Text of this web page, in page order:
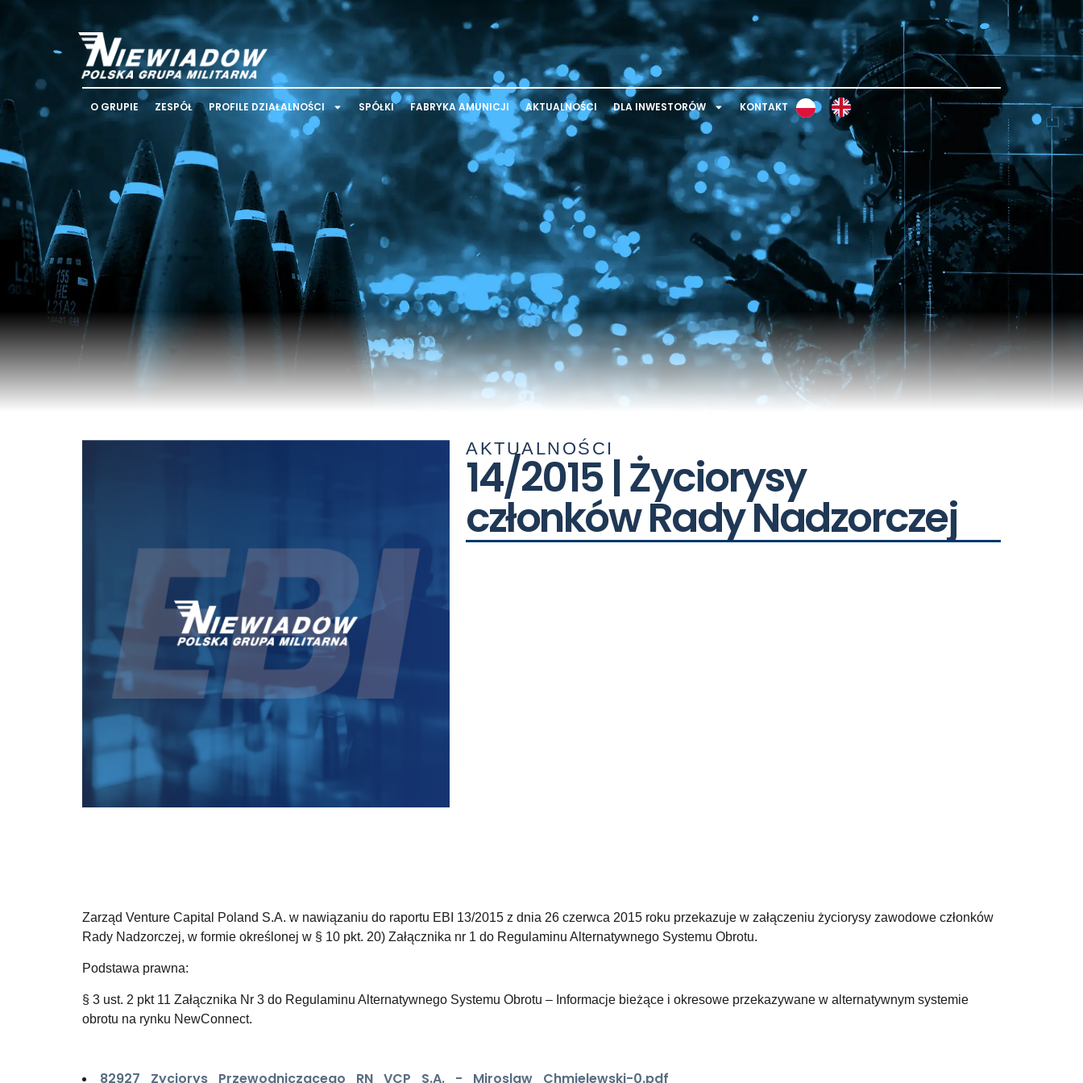
O GRUPIE ZESPÓŁ PROFILE DZIAŁALNOŚCI SPÓŁKI FABRYKA AMUNICJI AKTUALNOŚCI DLA INWESTORÓW KONTAKT
AKTUALNOŚCI
14/2015 | Życiorysy
członków Rady Nadzorczej
Zarząd Venture Capital Poland S.A. w nawiązaniu do raportu EBI 13/2015 z dnia 26 czerwca 2015 roku przekazuje w załączeniu życiorysy zawodowe członków
Rady Nadzorczej, w formie określonej w § 10 pkt. 20) Załącznika nr 1 do Regulaminu Alternatywnego Systemu Obrotu.
Podstawa prawna:
§ 3 ust. 2 pkt 11 Załącznika Nr 3 do Regulaminu Alternatywnego Systemu Obrotu – Informacje bieżące i okresowe przekazywane w alternatywnym systemie
obrotu na rynku NewConnect.
82927_Zyciorys_Przewodniczacego_RN_VCP_S.A._-_Miroslaw_Chmielewski-0.pdf